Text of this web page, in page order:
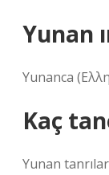
Yunan
Yunanca
Kaç
Yunan